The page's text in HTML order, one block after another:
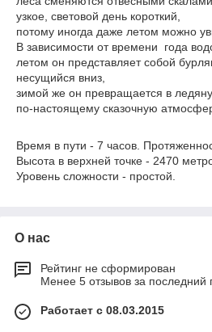
узкое, световой день короткий,
потому иногда даже летом можно
В зависимости от времени года
летом он представляет собой
несущийся вниз,
зимой же он превращается в
по-настоящему сказочную
Время в пути - 7 часов.
Высота в верхней точке - 2470
Уровень сложности - простой.
О нас
Рейтинг не сформирован
Менее 5 отзывов за последний
Работает с 08.03.2015